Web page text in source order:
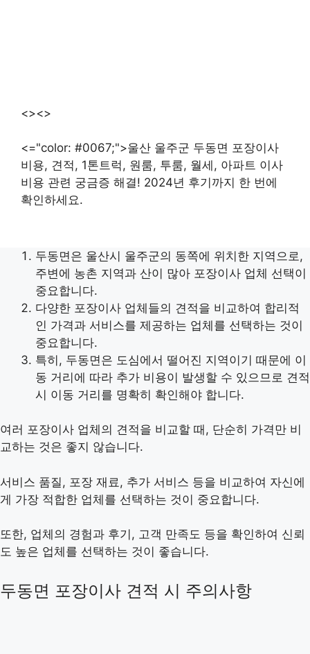
<><>
<="color: #0067;">울산 울주군 두동면 포장이사
비용, 견적, 1톤트럭, 원룸, 투룸, 월세, 아파트 이사
비용 관련 궁금증 해결! 2024년 후기까지 한 번에
확인하세요.
두동면은 울산시 울주군의 동쪽에 위치한 지역으로,
주변에 농촌 지역과 산이 많아 포장이사 업체 선택이
중요합니다.
다양한 포장이사 업체들의 견적을 비교하여 합리적
인 가격과 서비스를 제공하는 업체를 선택하는 것이
중요합니다.
특히, 두동면은 도심에서 떨어진 지역이기 때문에 이
동 거리에 따라 추가 비용이 발생할 수 있으므로 견적
시 이동 거리를 명확히 확인해야 합니다.
여러 포장이사 업체의 견적을 비교할 때, 단순히 가격만 비
교하는 것은 좋지 않습니다.
서비스 품질, 포장 재료, 추가 서비스 등을 비교하여 자신에
게 가장 적합한 업체를 선택하는 것이 중요합니다.
또한, 업체의 경험과 후기, 고객 만족도 등을 확인하여 신뢰
도 높은 업체를 선택하는 것이 좋습니다.
두동면 포장이사 견적 시 주의사항